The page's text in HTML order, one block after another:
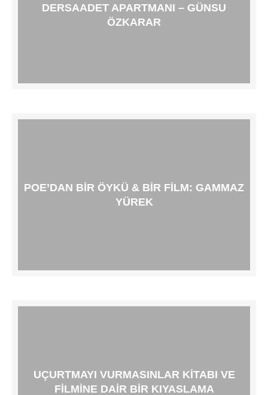
DERSAADET APARTMANI – GÜNSU
ÖZKARAR
POE’DAN BIR ÖYKÜ & BIR FILM: GAMMAZ
YÜREK
UÇURTMAYI VURMASINLAR KITABI VE
FILMINE DAIR BIR KIYASLAMA